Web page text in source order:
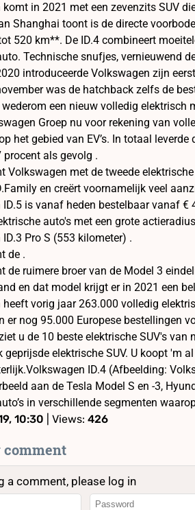
in 2021 met een zevenzits SUV
Shanghai toont is de directe
520 km**. De ID.4 combineert
Technische snufjes, vernieuwend
introduceerde Volkswagen zijn
was de hatchback zelfs de
een nieuw volledig elektrisch
Groep nu voor rekening van
het gebied van EV’s. In totaal
als gevolg .
Volkswagen met de tweede
en creërt voornamelijk veel
is vanaf heden bestelbaar vanaf €
auto's met een grote
Pro S (553 kilometer) .
de .
de ruimere broer van de Model 3
en dat model krijgt er in 2021 een
vorig jaar 263.000 volledig
er nog 95.000 Europese bestellingen
u de 10 beste elektrische SUV's van
geprijsde elektrische SUV. U koopt 'm
ID.4 (Afbeelding:
aan de Tesla Model S en -3,
in verschillende segmenten
10:30 | Views: 426
comment
a comment, please log in